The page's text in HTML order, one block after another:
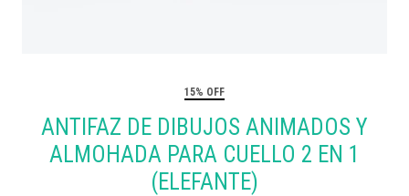
15% OFF
ANTIFAZ DE DIBUJOS ANIMADOS Y
ALMOHADA PARA CUELLO 2 EN 1
(ELEFANTE)